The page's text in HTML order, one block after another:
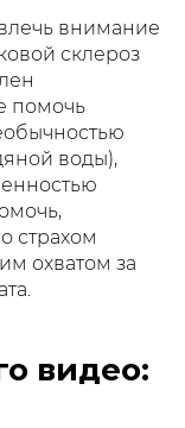
внимание
склероз
помочь
воды),
страхом
охватом за
видео: